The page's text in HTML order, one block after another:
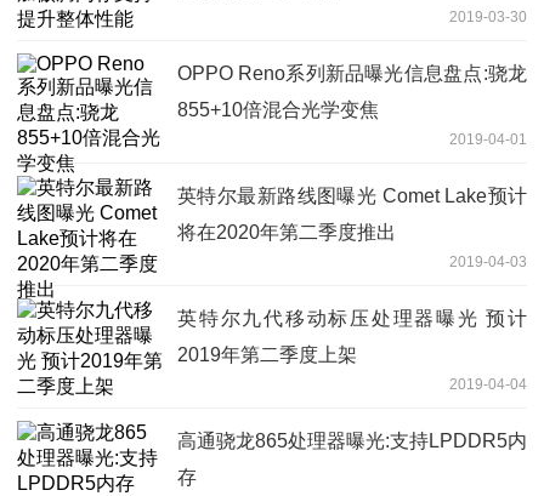
2019-03-30
OPPO Reno系列新品曝光信息盘点:骁龙
855+10倍混合光学变焦
2019-04-01
英特尔最新路线图曝光 Comet Lake预计
将在2020年第二季度推出
2019-04-03
英特尔九代移动标压处理器曝光 预计
2019年第二季度上架
2019-04-04
高通骁龙865处理器曝光:支持LPDDR5内
存